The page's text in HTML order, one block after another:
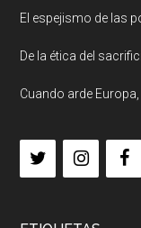
El espejismo de las
De la ética del
Cuando arde